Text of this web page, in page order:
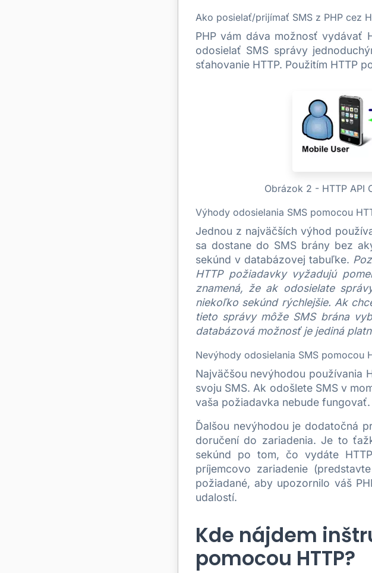
Ako posielať/prijímať SMS z PHP cez
PHP vám dáva možnosť vydávať
odosielať SMS správy
sťahovanie HTTP. Použitím HTTP
Obrázok 2 - HTTP API
Výhody odosielania SMS pomocou
Jednou z najväčších výhod
sa dostane do SMS brány bez
sekúnd v databázovej tabuľke.
HTTP požiadavky vyžadujú
znamená, že ak odosielate
niekoľko sekúnd rýchlejšie. Ak
tieto správy môže SMS brána
databázová možnosť je jediná
Nevýhody odosielania SMS pomocou
Najväčšou nevýhodou používania
svoju SMS. Ak odošlete SMS v
vaša požiadavka nebude
Ďalšou nevýhodou je dodatočná
doručení do zariadenia. Je to
sekúnd po tom, čo vydáte
príjemcovo zariadenie
požiadané, aby upozornilo váš
udalostí.
Kde nájdem
pomocou HTTP?